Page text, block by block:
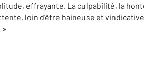
effrayante. La culpabilité, la
loin d’être haineuse et
»